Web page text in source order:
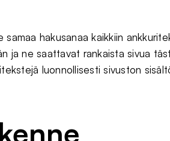
hakusanaa kaikkiin
ja ne saattavat rankaista sivua
luonnollisesti sivuston